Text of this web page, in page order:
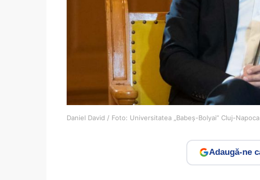
Daniel David / Foto: Universitatea „Babeș-Bolyai” Cluj-Napoca
Adaugă-ne